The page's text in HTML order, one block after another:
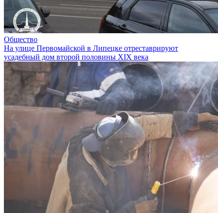
Общество
На улице Первомайской в Липецке отреставрируют
усадебный дом второй половины XIX века